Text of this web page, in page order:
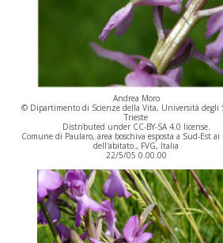
Andrea Moro
© Dipartimento di Scienze della Vita, Università degli
Trieste
Distributed under CC-BY-SA 4.0 license.
Comune di Paularo, area boschiva esposta a Sud-Est
dell'abitato., FVG, Italia
22/5/05 0.00.00